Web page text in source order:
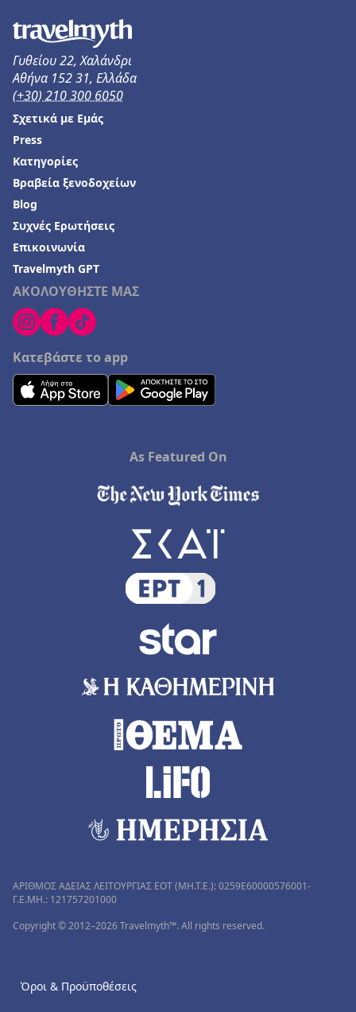
Γυθείου 22, Χαλάνδρι
Αθήνα 152 31, Ελλάδα
(+30) 210 300 6050
ΑΚΟΛΟΥΘΗΣΤΕ ΜΑΣ
Κατεβάστε το app
Σχετικά με Εμάς
Press
Κατηγορίες
Βραβεία ξενοδοχείων
Blog
Συχνές Ερωτήσεις
Επικοινωνία
Travelmyth GPT
As Featured On
ΑΡΙΘΜΟΣ ΑΔΕΙΑΣ ΛΕΙΤΟΥΡΓΙΑΣ ΕΟΤ (MH.T.E.): 0259Ε60000576001-
Γ.Ε.ΜΗ.: 121757201000
Copyright © 2012–2026 Travelmyth™. All rights reserved.
Όροι & Προϋποθέσεις